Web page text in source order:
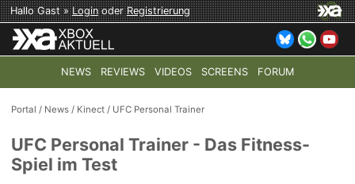
Hallo Gast »LoginoderRegistrierung
NEWS REVIEWS VIDEOS SCREENS FORUM
TOP-THEMEN: COD: MODERN WARFARE 4 HALO:
Portal / News / Kinect / UFC Personal Trainer
UFC Personal Trainer - Das Fitness-
Spiel im Test